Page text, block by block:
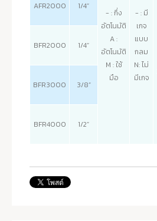
- : กึ่ง
อัตโนมัติ
A :
อัตโนมัติ
M : ใช้
มือ
- : มี
เกจ
แบบ
กลม
N: ไม่
มีเกจ
AFR2000 1/4”
BFR2000 1/4”
BFR3000 3/8”
BFR4000 1/2”